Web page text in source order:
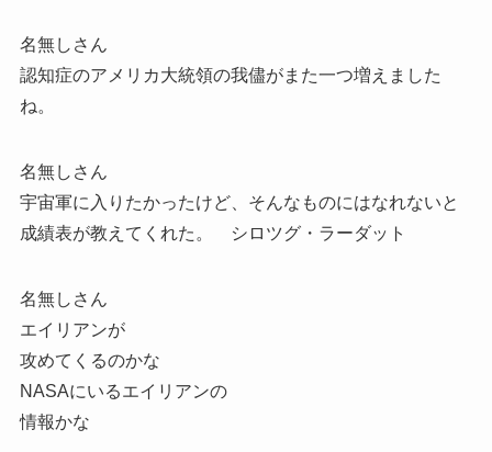
名無しさん
認知症のアメリカ大統領の我儘がまた一つ増えました
ね。
名無しさん
宇宙軍に入りたかったけど、そんなものにはなれないと
成績表が教えてくれた。 シロツグ・ラーダット
名無しさん
エイリアンが
攻めてくるのかな
NASAにいるエイリアンの
情報かな